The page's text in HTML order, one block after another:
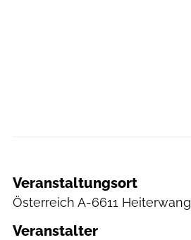
Veranstaltungsort
Österreich A-6611 Heiterwang
Veranstalter